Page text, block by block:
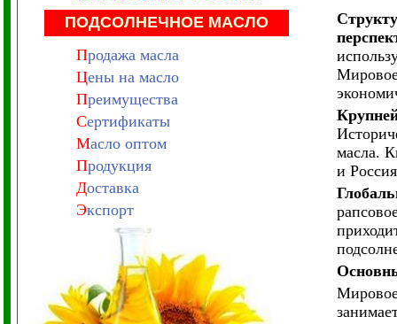
ПОДСОЛНЕЧНОЕ МАСЛО
Продажа масла
Цены на масло
Преимущества
Сертификаты
Масло оптом
Продукция
Доставка
Экспорт
Мировое
масла.
и